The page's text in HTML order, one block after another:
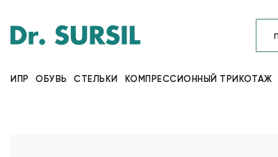
ИПР ОБУВЬ СТЕЛЬКИ КОМПРЕССИОННЫЙ ТРИКОТАЖ